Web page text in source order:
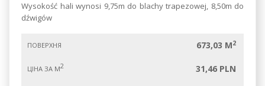
Wysokość hali wynosi 9,75m do blachy trapezowej, 8,50m do
dźwigów
ПОВЕРХНЯ 673,03 M2
ЦІНА ЗА М2 31,46 PLN